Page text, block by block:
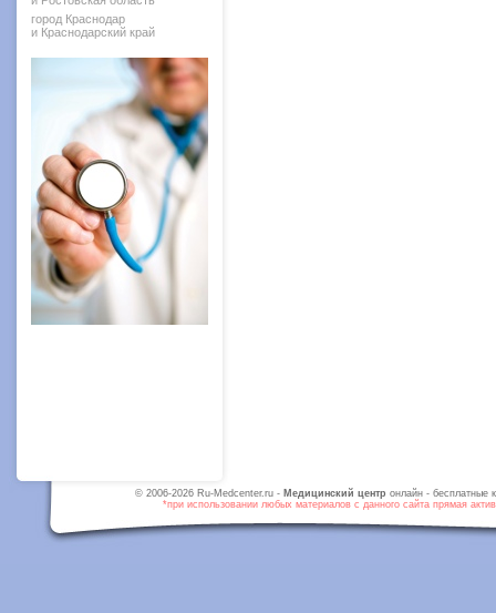
город Краснодар
и Краснодарский край
© 2006-2026 Ru-Medcenter.ru - Медицинский центр онлайн - бесплатные
*при использовании любых материалов с данного сайта прямая